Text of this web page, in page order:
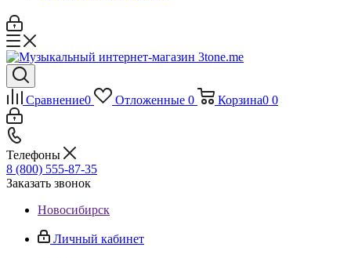
Сравнение0 Отложенные 0 Корзина0 0
Телефоны
8 (800) 555-87-35
Заказать звонок
Новосибирск
Личный кабинет